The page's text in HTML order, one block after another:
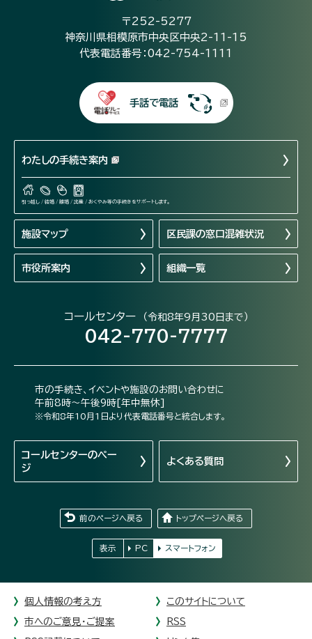
〒252-5277
神奈川県相模原市中央区中央2-11-15
代表電話番号：042-754-1111
手話で電話
わたしの手続き案内
引っ越し / 結婚 / 離婚 / 出産 / おくやみ等の手続きをサポートします。
施設マップ 区民課の窓口混雑状況
市役所案内 組織一覧
コールセンター （令和8年9月30日まで）
042-770-7777
市の手続き、イベントや施設のお問い合わせに
午前8時～午後9時[年中無休]
※令和8年10月1日より代表電話番号と統合します。
コールセンターのペー
ジ
よくある質問
前のページへ戻る トップページへ戻る
表示 PC スマートフォン
個人情報の考え方 このサイトについて
市へのご意見・ご提案 RSS